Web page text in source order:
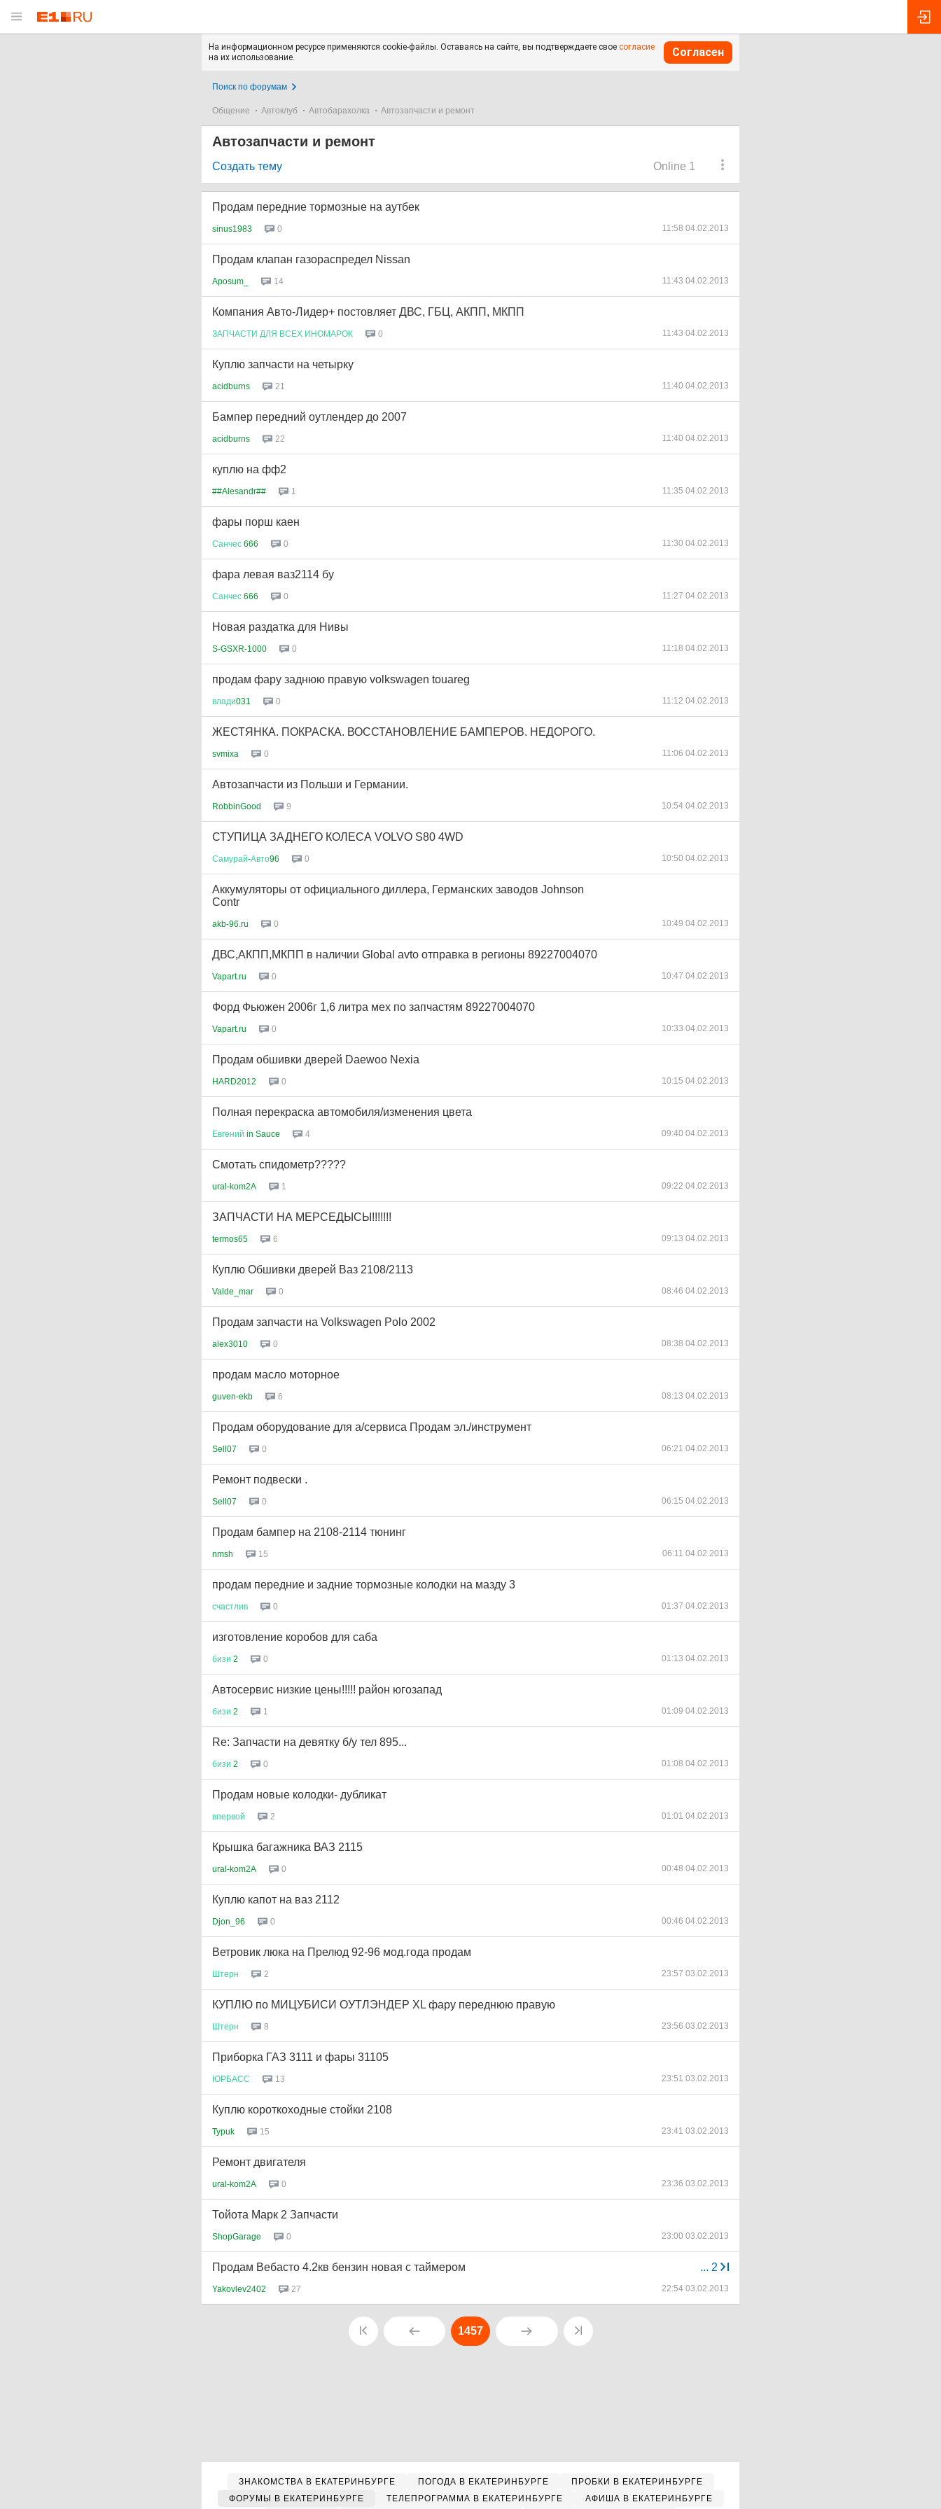
На информационном ресурсе применяются cookie-файлы. Оставаясь на сайте, вы подтверждаете свое согласие
на их использование.
Согласен
Поиск по форумам
Общение Автоклуб Автобарахолка Автозапчасти и ремонт
Автозапчасти и ремонт
Online 1
Создать тему
Продам передние тормозные на аутбек
sinus1983 0 11:58 04.02.2013
Продам клапан газораспредел Nissan
Aposum_ 14 11:43 04.02.2013
Компания Авто-Лидер+ постовляет ДВС, ГБЦ, АКПП, МКПП
ЗАПЧАСТИ ДЛЯ ВСЕХ ИНОМАРОК 0 11:43 04.02.2013
Куплю запчасти на четырку
acidburns 21 11:40 04.02.2013
Бампер передний оутлендер до 2007
acidburns 22 11:40 04.02.2013
куплю на фф2
##Alesandr## 1 11:35 04.02.2013
фары порш каен
Санчес 666 0 11:30 04.02.2013
фара левая ваз2114 бу
Санчес 666 0 11:27 04.02.2013
Новая раздатка для Нивы
S-GSXR-1000 0 11:18 04.02.2013
продам фару заднюю правую volkswagen touareg
влади031 0 11:12 04.02.2013
ЖЕСТЯНКА. ПОКРАСКА. ВОССТАНОВЛЕНИЕ БАМПЕРОВ. НЕДОРОГО.
svmixa 0 11:06 04.02.2013
Автозапчасти из Польши и Германии.
RobbinGood 9 10:54 04.02.2013
СТУПИЦА ЗАДНЕГО КОЛЕСА VOLVO S80 4WD
Самурай-Авто96 0 10:50 04.02.2013
Аккумуляторы от официального диллера, Германских заводов Johnson
Contr
akb-96.ru 0 10:49 04.02.2013
ДВС,АКПП,МКПП в наличии Global avto отправка в регионы 89227004070
Vapart.ru 0 10:47 04.02.2013
Форд Фьюжен 2006г 1,6 литра мех по запчастям 89227004070
Vapart.ru 0 10:33 04.02.2013
Продам обшивки дверей Daewoo Nexia
HARD2012 0 10:15 04.02.2013
Полная перекраска автомобиля/изменения цвета
Евгений in Sauce 4 09:40 04.02.2013
Смотать спидометр?????
ural-kom2A 1 09:22 04.02.2013
ЗАПЧАСТИ НА МЕРСЕДЫСЫ!!!!!!!
termos65 6 09:13 04.02.2013
Куплю Обшивки дверей Ваз 2108/2113
Valde_mar 0 08:46 04.02.2013
Продам запчасти на Volkswagen Polo 2002
alex3010 0 08:38 04.02.2013
продам масло моторное
guven-ekb 6 08:13 04.02.2013
Продам оборудование для а/сервиса Продам эл./инструмент
Sell07 0 06:21 04.02.2013
Ремонт подвески .
Sell07 0 06:15 04.02.2013
Продам бампер на 2108-2114 тюнинг
nmsh 15 06:11 04.02.2013
продам передние и задние тормозные колодки на мазду 3
счастлив 0 01:37 04.02.2013
изготовление коробов для саба
бизи 2 0 01:13 04.02.2013
Автосервис низкие цены!!!!! район югозапад
бизи 2 1 01:09 04.02.2013
Re: Запчасти на девятку б/у тел 895...
бизи 2 0 01:08 04.02.2013
Продам новые колодки- дубликат
впервой 2 01:01 04.02.2013
Крышка багажника ВАЗ 2115
ural-kom2A 0 00:48 04.02.2013
Куплю капот на ваз 2112
Djon_96 0 00:46 04.02.2013
Ветровик люка на Прелюд 92-96 мод.года продам
Штерн 2 23:57 03.02.2013
КУПЛЮ по МИЦУБИСИ ОУТЛЭНДЕР XL фару переднюю правую
Штерн 8 23:56 03.02.2013
Приборка ГАЗ 3111 и фары 31105
ЮРБАСС 13 23:51 03.02.2013
Куплю короткоходные стойки 2108
Typuk 15 23:41 03.02.2013
Ремонт двигателя
ural-kom2A 0 23:36 03.02.2013
Тойота Марк 2 Запчасти
ShopGarage 0 23:00 03.02.2013
... 2
Продам Вебасто 4.2кв бензин новая с таймером
Yakovlev2402 27 22:54 03.02.2013
1457
ЗНАКОМСТВА В ЕКАТЕРИНБУРГЕ ПОГОДА В ЕКАТЕРИНБУРГЕ
ПРОБКИ В ЕКАТЕРИНБУРГЕ
ФОРУМЫ В ЕКАТЕРИНБУРГЕ
ТЕЛЕПРОГРАММА В ЕКАТЕРИНБУРГЕ АФИША В ЕКАТЕРИНБУРГЕ